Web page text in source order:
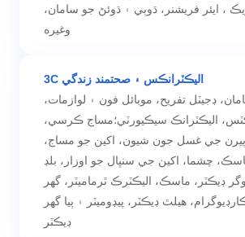
، ايئر فريشنر، ڌوٻي ۽ ڌوئڻ جو سامان،
وغيره
3C اليڪٽرانڪس ۽ صحتمند زندگي
ڊجيٽل تفريح، موبائل فون ۽ لوازمات،
اليڪٽرانڪ سيڪيورٽي؛مساج ڪرسي،
پيرن جي غسل جون شيون، اکين جو مساج،
چشما، اکين جي سنڀال جو اوزار، بلڊ
ڊيڪٽر، ماسڪ، اليڪٽرڪ ٿرماميٽر، گھر
هيلٿ ڊيڪٽر، پيڊوميٽر ۽ ٻيا گھر
ڊيڪٽر